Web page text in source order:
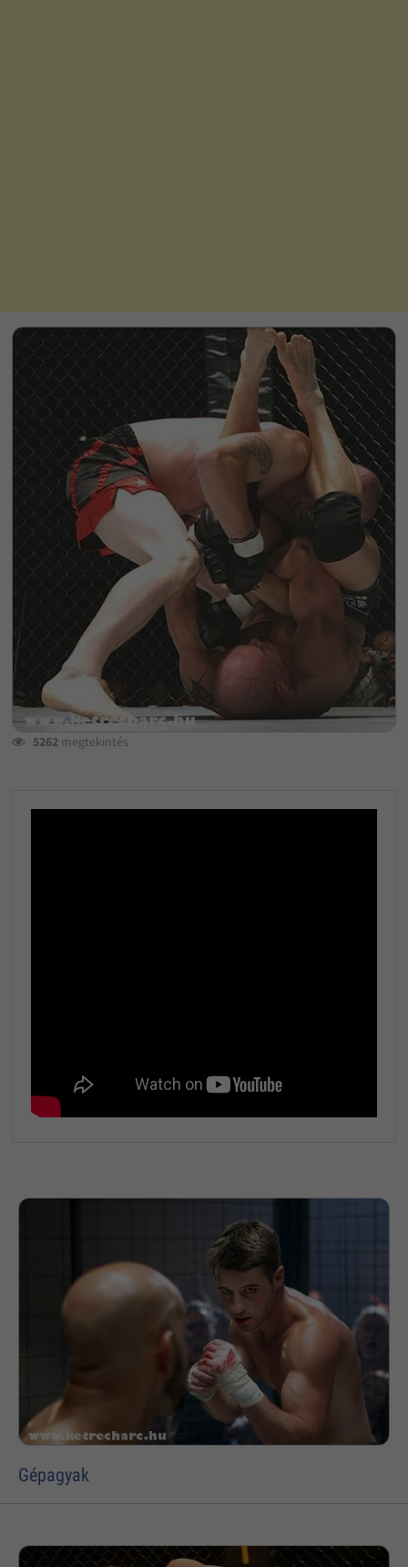
5262megtekintés
Gépagyak